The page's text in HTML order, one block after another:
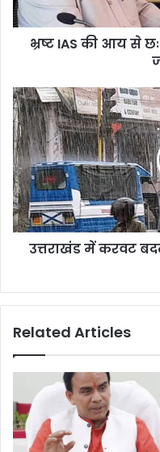
सम्पत्ति
अब
जारी
भ्रष्ट IAS की आय से
उत्तराखंड
में
करवट
बदलेगा
मौसम,
इन
जिलों
में
होगी
बारिशउत्तराखंड में करवट
Related Articles